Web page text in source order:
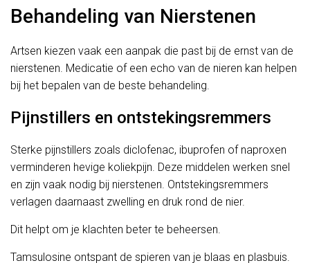
Behandeling van Nierstenen
Artsen kiezen vaak een aanpak die past bij de ernst van de
nierstenen. Medicatie of een echo van de nieren kan helpen
bij het bepalen van de beste behandeling.
Pijnstillers en ontstekingsremmers
Sterke pijnstillers zoals diclofenac, ibuprofen of naproxen
verminderen hevige koliekpijn. Deze middelen werken snel
en zijn vaak nodig bij nierstenen. Ontstekingsremmers
verlagen daarnaast zwelling en druk rond de nier.
Dit helpt om je klachten beter te beheersen.
Tamsulosine ontspant de spieren van je blaas en plasbuis.